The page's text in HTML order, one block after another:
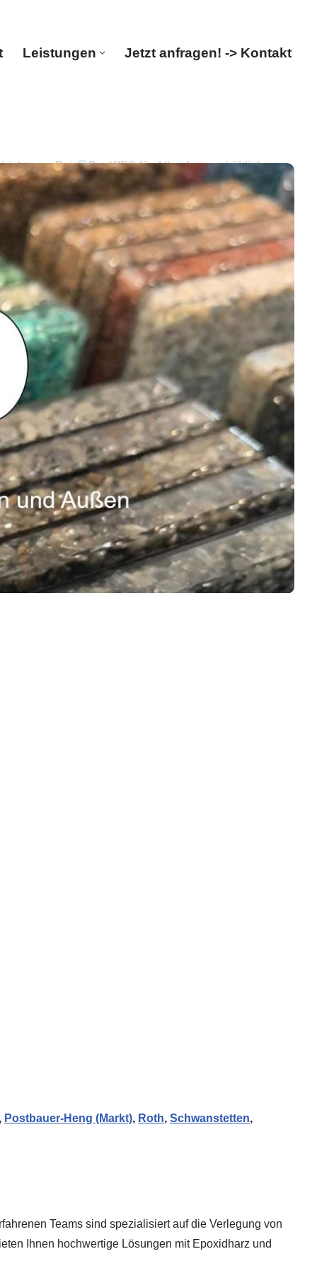
Leistungen Jetzt anfragen! -> Kontakt
Bei
PayKIES für Allersberg erhältlich
Gleich bei PayKIES: ✓Terrassensanierung,
Verleger. Mit uns erreichen Sie Ihre Ziele ✉.
Postbauer-Heng (Markt), Roth, Schwanstetten,
Teams sind spezialisiert auf die Verlegung von
Ihnen hochwertige Lösungen mit Epoxidharz und